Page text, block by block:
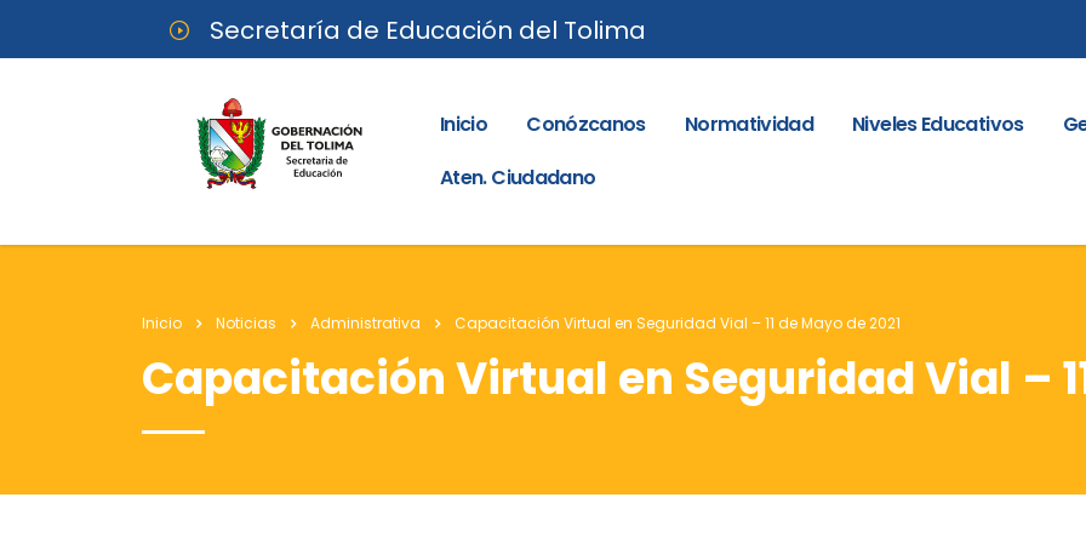
Secretaría de Educación del Tolima
Inicio Conózcanos Normatividad Niveles Educativos
Aten. Ciudadano
Inicio Noticias Administrativa Capacitación Virtual en Seguridad Vial – 11 de Mayo de 2021
Capacitación Virtual en Seguridad Vial –